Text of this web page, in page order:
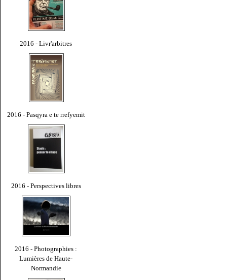
2016 - Livr'arbitres
2016 - Pasqyra e te rrefyemit
2016 - Perspectives libres
2016 - Photographies :
Lumières de Haute-
Normandie